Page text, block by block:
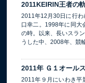
2011KEIRIN王者の
2011年12月30日に行わ
口幸二。1998年に同大
の時。以来、長いスラ
うした中、2008年、競
2011年 Ｇ１オール
2011年９月にいわき平